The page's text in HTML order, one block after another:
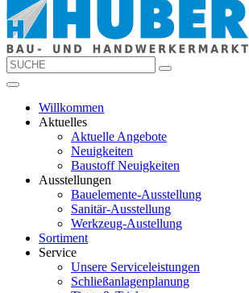
Willkommen
Aktuelles
Aktuelle Angebote
Neuigkeiten
Baustoff Neuigkeiten
Ausstellungen
Bauelemente-Ausstellung
Sanitär-Ausstellung
Werkzeug-Austellung
Sortiment
Service
Unsere Serviceleistungen
Schließanlagenplanung